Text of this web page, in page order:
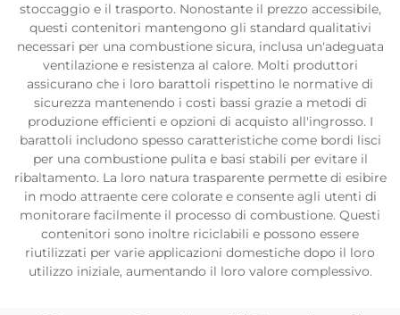
stoccaggio e il trasporto. Nonostante il prezzo accessibile,
questi contenitori mantengono gli standard qualitativi
necessari per una combustione sicura, inclusa un'adeguata
ventilazione e resistenza al calore. Molti produttori
assicurano che i loro barattoli rispettino le normative di
sicurezza mantenendo i costi bassi grazie a metodi di
produzione efficienti e opzioni di acquisto all'ingrosso. I
barattoli includono spesso caratteristiche come bordi lisci
per una combustione pulita e basi stabili per evitare il
ribaltamento. La loro natura trasparente permette di esibire
in modo attraente cere colorate e consente agli utenti di
monitorare facilmente il processo di combustione. Questi
contenitori sono inoltre riciclabili e possono essere
riutilizzati per varie applicazioni domestiche dopo il loro
utilizzo iniziale, aumentando il loro valore complessivo.